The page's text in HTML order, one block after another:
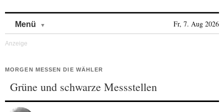
Menü Fr, 7. Aug 2026
MORGEN MESSEN DIE WÄHLER
Grüne und schwarze Messstellen